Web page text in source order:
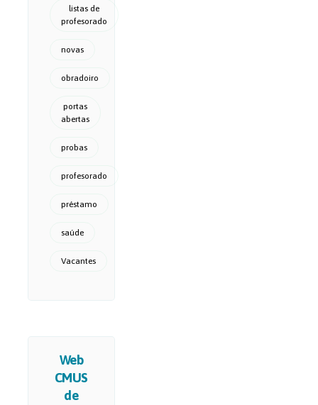
listas de
profesorado
novas
obradoiro
portas
abertas
probas
profesorado
préstamo
saúde
Vacantes
Web
CMUS
de